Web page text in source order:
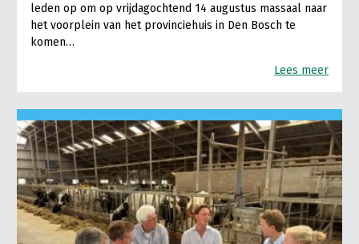
leden op om op vrijdagochtend 14 augustus massaal naar
het voorplein van het provinciehuis in Den Bosch te
komen…
Lees meer